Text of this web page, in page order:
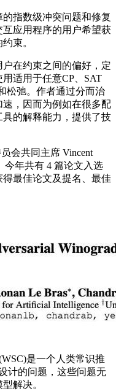
指数级冲突问题和修复
应用程序的用户希望获
束。
在约束之间的偏好，定
适用于任意CP、SAT
松弛。作者通过分而治
，因而为例如在很多配
的解释能力，提供了技
共同主席 Vincent
今年共有 4 篇论文入选
最佳论文及提名、最佳
是一个人类常识推
计的问题，这些问题无
解决。